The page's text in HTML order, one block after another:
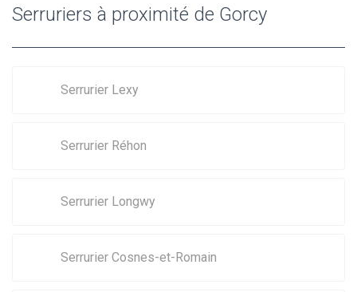
Serruriers à proximité de Gorcy
Serrurier Lexy
Serrurier Réhon
Serrurier Longwy
Serrurier Cosnes-et-Romain